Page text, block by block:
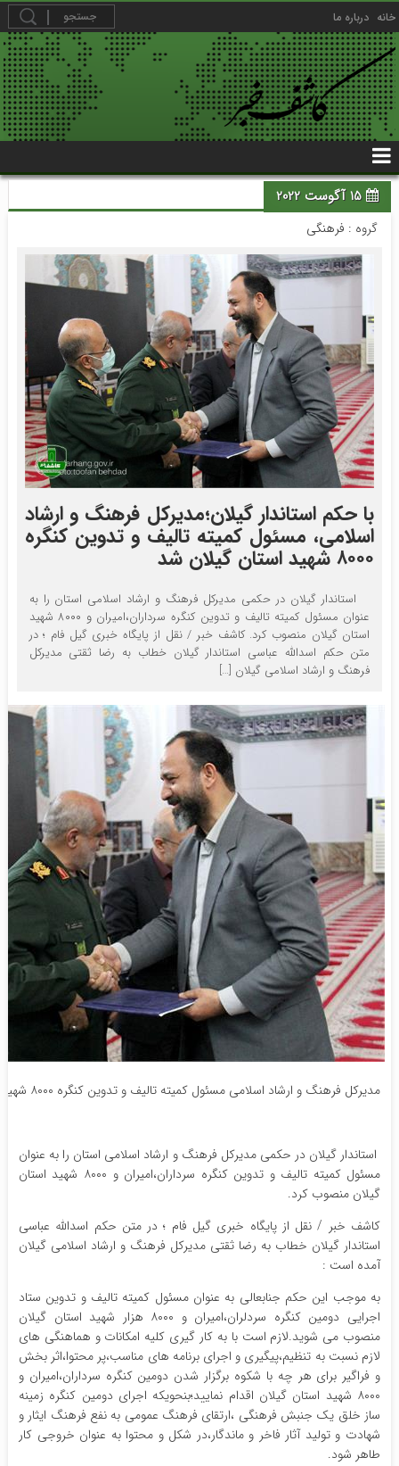
خانه درباره ما
15 آگوست 2022
گروه : فرهنگی
با حکم استاندار گیلان؛مدیرکل فرهنگ و ارشاد
اسلامی، مسئول کمیته تالیف و تدوین کنگره
۸۰۰۰ شهید استان گیلان شد
استاندار گیلان در حکمی مدیرکل فرهنگ و ارشاد اسلامی استان را به
عنوان مسئول کمیته تالیف و تدوین کنگره سرداران،امیران و ۸۰۰۰ شهید
استان گیلان منصوب کرد. کاشف خبر / نقل از پایگاه خبری گیل فام ؛ در
متن حکم اسدالله عباسی استاندار گیلان خطاب به رضا ثقتی مدیرکل
فرهنگ و ارشاد اسلامی گیلان […]
مدیرکل فرهنگ و ارشاد اسلامی مسئول کمیته تالیف و تدوین کنگره ۸۰۰۰ شهید استان گیلان شد
استاندار گیلان در حکمی مدیرکل فرهنگ و ارشاد اسلامی استان را به عنوان
مسئول کمیته تالیف و تدوین کنگره سرداران،امیران و ۸۰۰۰ شهید استان
گیلان منصوب کرد.
کاشف خبر / نقل از پایگاه خبری گیل فام ؛ در متن حکم اسدالله عباسی
استاندار گیلان خطاب به رضا ثقتی مدیرکل فرهنگ و ارشاد اسلامی گیلان
آمده است :
به موجب این حکم جنابعالی به عنوان مسئول کمیته تالیف و تدوین ستاد
اجرایی دومین کنگره سردلران،امیران و ۸۰۰۰ هزار شهید استان گیلان
منصوب می شوید.لازم است با به کار گیری کلیه امکانات و هماهنگی های
لازم نسبت به تنظیم،پیگیری و اجرای برنامه های مناسب،پر محتوا،اثر بخش
و فراگیر برای هر چه با شکوه برگزار شدن دومین کنگره سرداران،امیران و
۸۰۰۰ شهید استان گیلان اقدام نمایید؛بنحویکه اجرای دومین کنگره زمینه
ساز خلق یک جنبش فرهنگی ،ارتقای فرهنگ عمومی به نفع فرهنگ ایثار و
شهادت و تولید آثار فاخر و ماندگار،در شکل و محتوا به عنوان خروجی کار
طاهر شود.